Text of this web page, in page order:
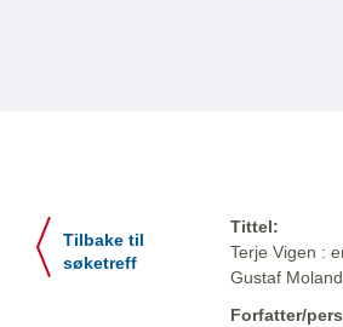
Tilbake til
søketreff
Tittel:
Terje Vigen :
Gustaf
Forfatter/